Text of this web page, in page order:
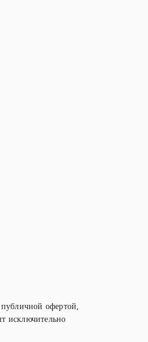
офертой,
исключительно